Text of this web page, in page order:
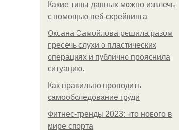
Какие типы данных можно извлечь
с помощью веб-скрейпинга
Оксана Самойлова решила разом
пресечь слухи о пластических
операциях и публично прояснила
ситуацию.
Как правильно проводить
самообследование груди
Фитнес-тренды 2023: что нового в
мире спорта